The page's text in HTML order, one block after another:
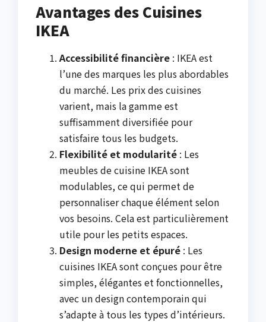
Avantages des Cuisines
IKEA
Accessibilité financière : IKEA est
l’une des marques les plus abordables
du marché. Les prix des cuisines
varient, mais la gamme est
suffisamment diversifiée pour
satisfaire tous les budgets.
Flexibilité et modularité : Les
meubles de cuisine IKEA sont
modulables, ce qui permet de
personnaliser chaque élément selon
vos besoins. Cela est particulièrement
utile pour les petits espaces.
Design moderne et épuré : Les
cuisines IKEA sont conçues pour être
simples, élégantes et fonctionnelles,
avec un design contemporain qui
s’adapte à tous les types d’intérieurs.